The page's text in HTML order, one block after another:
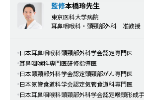
監修本橋玲先生
東京医科大学病院
耳鼻咽喉科・頭頸部外科 准教授
日本耳鼻咽喉科頭頸部外科学会認定専門医
耳鼻咽喉科専門医研修指導医
日本頭頸部外科学会認定頭頸部がん専門医
日本気管食道科学会認定気管食道科専門医
日本耳鼻咽喉科頭頸部外科学会認定喉頭形成